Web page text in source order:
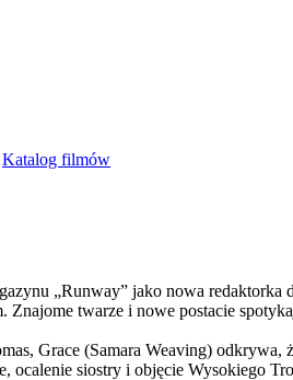
Katalog filmów
„Runway” jako nowa redaktorka
Znajome twarze i nowe postacie
Grace (Samara Weaving)
ocalenie siostry i objęcie Wysokiego